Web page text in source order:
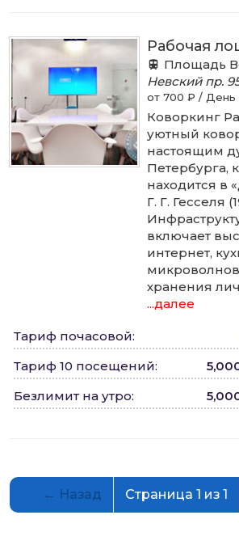
Рабочая
Площадь
Невский пр.
от 700 ₽ / День
Коворкинг
уютный
настоящим
Петербурга,
находится в
Г. Г. Гесселя
включает
интернет,
хранения
...далее
Тариф почасовой:
Тариф 10 посещений:
Безлимит на утро:
← Назад Страница 1 из 1